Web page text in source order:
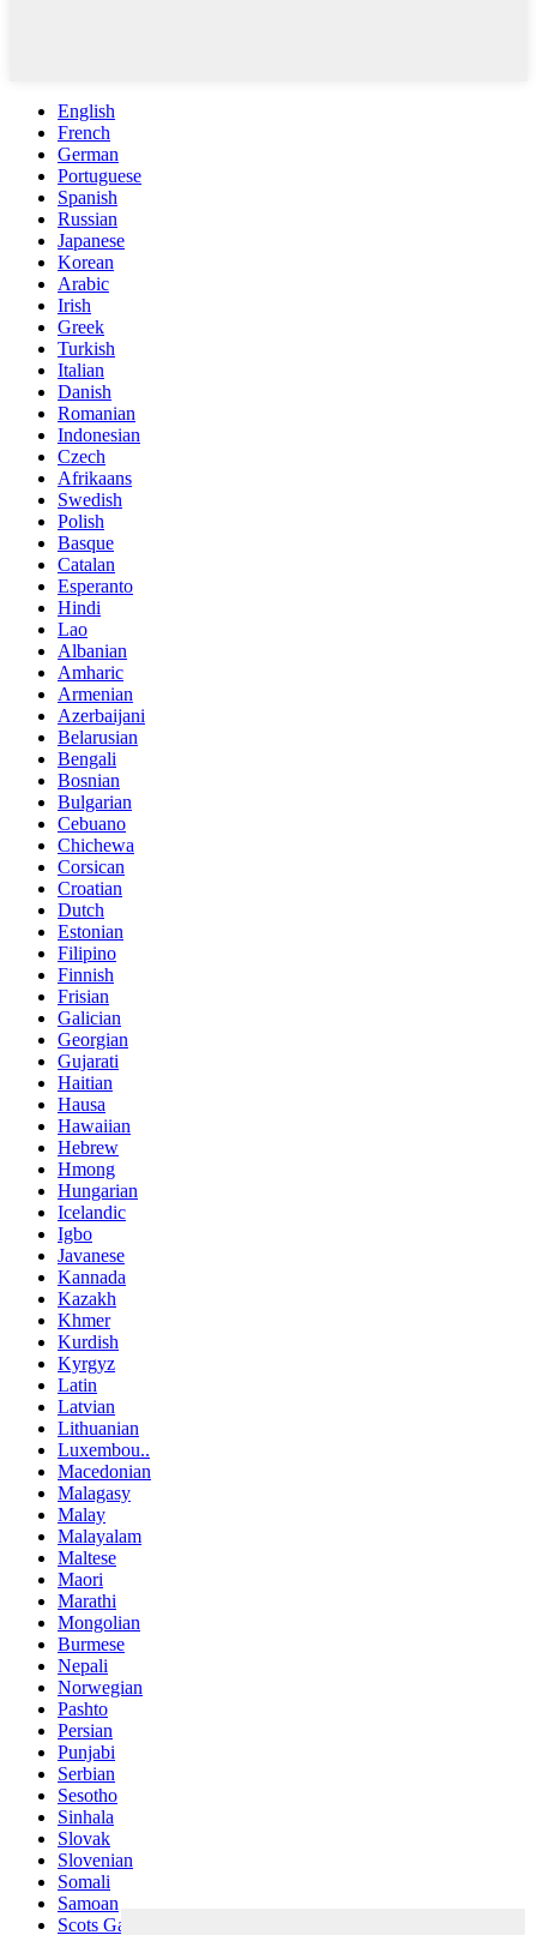
English
French
German
Portuguese
Spanish
Russian
Japanese
Korean
Arabic
Irish
Greek
Turkish
Italian
Danish
Romanian
Indonesian
Czech
Afrikaans
Swedish
Polish
Basque
Catalan
Esperanto
Hindi
Lao
Albanian
Amharic
Armenian
Azerbaijani
Belarusian
Bengali
Bosnian
Bulgarian
Cebuano
Chichewa
Corsican
Croatian
Dutch
Estonian
Filipino
Finnish
Frisian
Galician
Georgian
Gujarati
Haitian
Hausa
Hawaiian
Hebrew
Hmong
Hungarian
Icelandic
Igbo
Javanese
Kannada
Kazakh
Khmer
Kurdish
Kyrgyz
Latin
Latvian
Lithuanian
Luxembou..
Macedonian
Malagasy
Malay
Malayalam
Maltese
Maori
Marathi
Mongolian
Burmese
Nepali
Norwegian
Pashto
Persian
Punjabi
Serbian
Sesotho
Sinhala
Slovak
Slovenian
Somali
Samoan
Scots Gaelic